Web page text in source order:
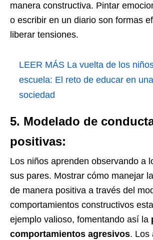
manera constructiva. Pintar
o escribir en un diario son formas
liberar tensiones.
LEER MÁS La vuelta de los
escuela: El reto de educar en
sociedad
5. Modelado de
positivas:
Los niños aprenden observando a
sus pares. Mostrar cómo manejar
de manera positiva a través del
comportamientos constructivos
ejemplo valioso, fomentando así la
comportamientos agresivos. Los